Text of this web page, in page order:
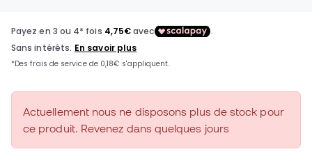
Actuellement nous ne disposons plus de stock pour
ce produit. Revenez dans quelques jours